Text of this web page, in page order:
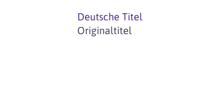
Deutsche Titel
Originaltitel